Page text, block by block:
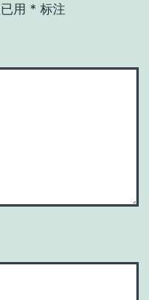
用 * 标注